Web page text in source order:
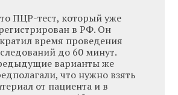
ПЦР-тест, который уже
в РФ. Он
время проведения
до 60 минут.
варианты же
что нужно взять
от пациента и в